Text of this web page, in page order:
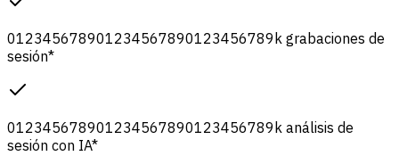
012345678901234567890123456789 k grabaciones de
sesión*
012345678901234567890123456789 k análisis de
sesión con IA*